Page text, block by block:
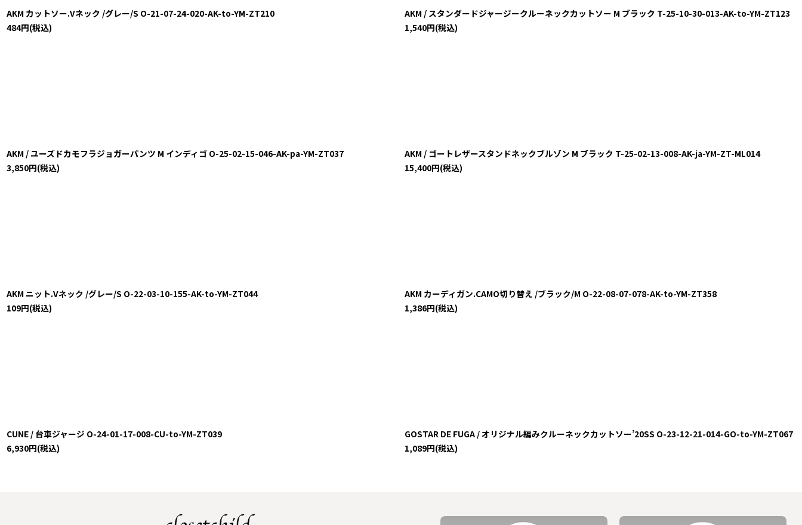
AKM カットソー.Vネック /グレー/S O-21-07-24-020-AK-to-YM-ZT210
484円(税込)
AKM / スタンダードジャージークルーネックカットソー M ブラック T-25-10-30-013-AK-to-YM-ZT123
1,540円(税込)
AKM / ユーズドカモフラジョガーパンツ M インディゴ O-25-02-15-046-AK-pa-YM-ZT037
3,850円(税込)
AKM / ゴートレザースタンドネックブルゾン M ブラック T-25-02-13-008-AK-ja-YM-ZT-ML014
15,400円(税込)
AKM ニット.Vネック /グレー/S O-22-03-10-155-AK-to-YM-ZT044
109円(税込)
AKM カーディガン.CAMO切り替え /ブラック/M O-22-08-07-078-AK-to-YM-ZT358
1,386円(税込)
CUNE / 台車ジャージ O-24-01-17-008-CU-to-YM-ZT039
6,930円(税込)
GOSTAR DE FUGA / オリジナル編みクルーネックカットソー’20SS O-23-12-21-014-GO-to-YM-ZT067
1,089円(税込)